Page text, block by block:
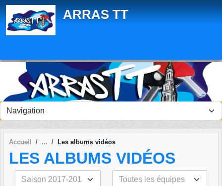
ARRAS TT
Accueil Les albums vidéos
LES ALBUMS VIDÉOS
Panneau de gestion des cookies